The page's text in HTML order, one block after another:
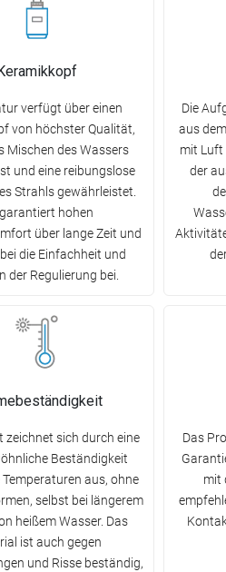
Keramikkopf
verfügt über einen
von höchster Qualität,
Mischen des Wassers
und eine reibungslose
Strahls gewährleistet.
hohen
über lange Zeit und
die Einfachheit und
der Regulierung bei.
Die
aus
mit Luft
der
zeichnet sich durch eine
Beständigkeit
aus, ohne
selbst bei längerem
heißem Wasser. Das
ist auch gegen
und Risse beständig,
Das
mit